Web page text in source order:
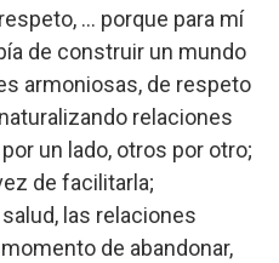
… porque para mí
de construir un mundo
armoniosas, de respeto
relaciones
un lado, otros por otro;
de facilitarla;
las relaciones
de abandonar,